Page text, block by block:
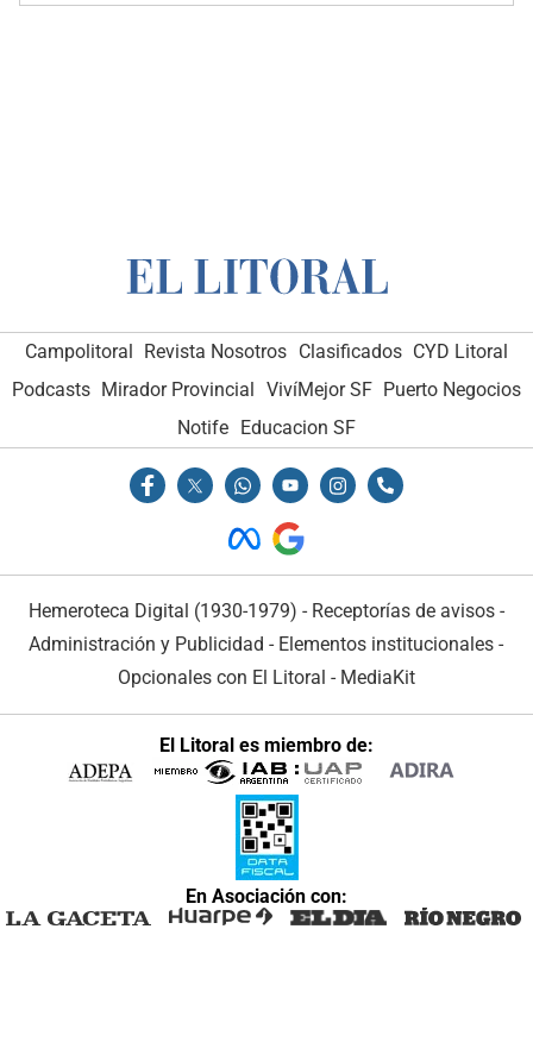
Campolitoral Revista Nosotros Clasificados CYD Litoral
Podcasts Mirador Provincial VivíMejor SF Puerto Negocios
Notife Educacion SF
Hemeroteca Digital (1930-1979) - Receptorías de avisos -
Administración y Publicidad - Elementos institucionales -
Opcionales con El Litoral - MediaKit
El Litoral es miembro de:
En Asociación con: